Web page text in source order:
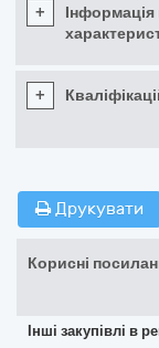
+
Інформація
+
Друкувати
Корисні
Інші закупівлі в